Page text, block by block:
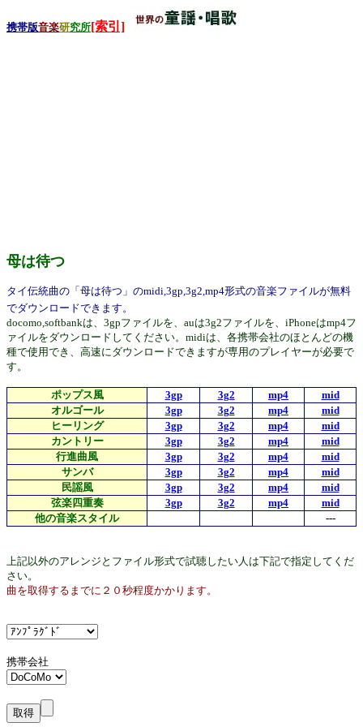
携帯版音楽研究所[索引]
母は待つ
タイ伝統曲の「母は待つ」のmidi,3gp,3g2,mp4形式の音楽ファイルが無料
でダウンロードできます。
docomo,softbankは、3gpファイルを、auは3g2ファイルを、iPhoneはmp4フ
ァイルをダウンロードしてください。midiは、各携帯会社のほとんどの機
種で使用でき、高速にダウンロードできますが専用のプレイヤーが必要で
す。
ポップス風 3gp 3g2 mp4
mid
オルゴール
3gp 3g2 mp4
mid
ヒーリング
3gp 3g2 mp4
mid
カントリー
3gp 3g2 mp4
mid
行進曲風
3gp 3g2 mp4
mid
サンバ
3gp 3g2 mp4
mid
民謡風
3gp 3g2 mp4
mid
弦楽四重奏
3gp 3g2 mp4
mid
他の音楽スタイル
---
上記以外のアレンジとファイル形式で試聴したい人は下記で指定してくだ
さい。
曲を取得するまでに２０秒程度かかります。
携帯会社